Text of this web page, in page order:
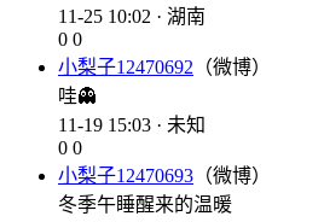
11-25 10:02 · 湖南
0 0
小梨子12470692 （微博）
哇👻
11-19 15:03 · 未知
0 0
小梨子12470693 （微博）
冬季午睡醒来的温暖